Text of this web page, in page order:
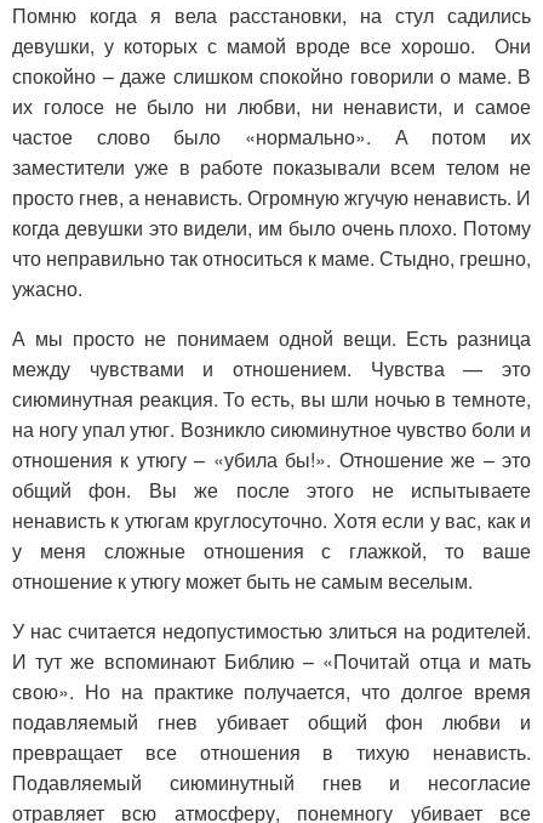
Помню когда я вела расстановки, на стул садились
девушки, у которых с мамой вроде все хорошо. Они
спокойно – даже слишком спокойно говорили о маме. В
их голосе не было ни любви, ни ненависти, и самое
частое слово было «нормально». А потом их
заместители уже в работе показывали всем телом не
просто гнев, а ненависть. Огромную жгучую ненависть. И
когда девушки это видели, им было очень плохо. Потому
что неправильно так относиться к маме. Стыдно, грешно,
ужасно.
А мы просто не понимаем одной вещи. Есть разница
между чувствами и отношением. Чувства — это
сиюминутная реакция. То есть, вы шли ночью в темноте,
на ногу упал утюг. Возникло сиюминутное чувство боли и
отношения к утюгу – «убила бы!». Отношение же – это
общий фон. Вы же после этого не испытываете
ненависть к утюгам круглосуточно. Хотя если у вас, как и
у меня сложные отношения с глажкой, то ваше
отношение к утюгу может быть не самым веселым.
У нас считается недопустимостью злиться на родителей.
И тут же вспоминают Библию – «Почитай отца и мать
свою». Но на практике получается, что долгое время
подавляемый гнев убивает общий фон любви и
превращает все отношения в тихую ненависть.
Подавляемый сиюминутный гнев и несогласие
отравляет всю атмосферу, понемногу убивает все